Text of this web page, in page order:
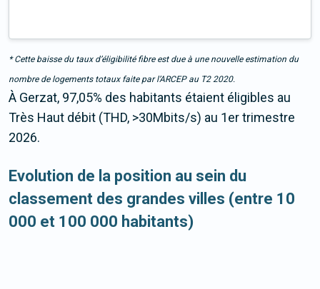
* Cette baisse du taux d’éligibilité fibre est due à une nouvelle estimation du
nombre de logements totaux faite par l’ARCEP au T2 2020.
À Gerzat, 97,05% des habitants étaient éligibles au
Très Haut débit (THD, >30Mbits/s) au 1er trimestre
2026.
Evolution de la position au sein du
classement des grandes villes (entre 10
000 et 100 000 habitants)